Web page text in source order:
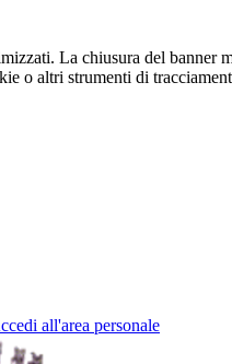
La chiusura del
o altri strumenti di
all'area personale